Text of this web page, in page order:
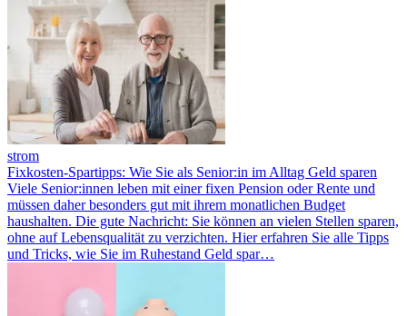
strom
Fixkosten-Spartipps: Wie Sie als Senior:in im Alltag Geld sparen
Viele Senior:innen leben mit einer fixen Pension oder Rente und
müssen daher besonders gut mit ihrem monatlichen Budget
haushalten. Die gute Nachricht: Sie können an vielen Stellen sparen,
ohne auf Lebensqualität zu verzichten. Hier erfahren Sie alle Tipps
und Tricks, wie Sie im Ruhestand Geld spar…